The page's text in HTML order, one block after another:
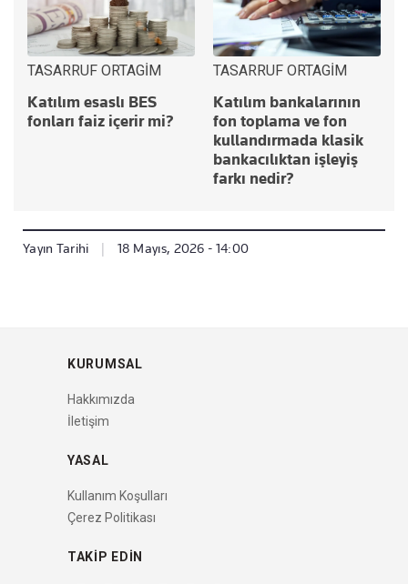
TASARRUF ORTAGİM
Katılım esaslı BES
fonları faiz içerir mi?
TASARRUF ORTAGİM
Katılım bankalarının
fon toplama ve fon
kullandırmada klasik
bankacılıktan işleyiş
farkı nedir?
Yayın Tarihi 18 Mayıs, 2026 - 14:00
KURUMSAL
Hakkımızda
İletişim
YASAL
Kullanım Koşulları
Çerez Politikası
TAKIP EDIN